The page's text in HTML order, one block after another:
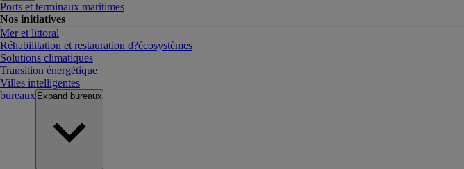
Ports et terminaux maritimes
Nos initiatives
Mer et littoral
Réhabilitation et restauration d?écosystèmes
Solutions climatiques
Transition énergétique
Villes intelligentes
bureaux Expand bureaux